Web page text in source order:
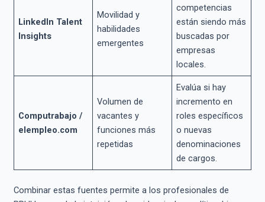
LinkedIn Talent
Insights
Movilidad y
habilidades
emergentes
competencias
están siendo más
buscadas por
empresas
locales.
Computrabajo /
elempleo.com
Volumen de
vacantes y
funciones más
repetidas
Evalúa si hay
incremento en
roles específicos
o nuevas
denominaciones
de cargos.
Combinar estas fuentes permite a los profesionales de